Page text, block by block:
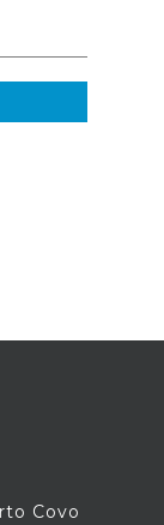
Covo